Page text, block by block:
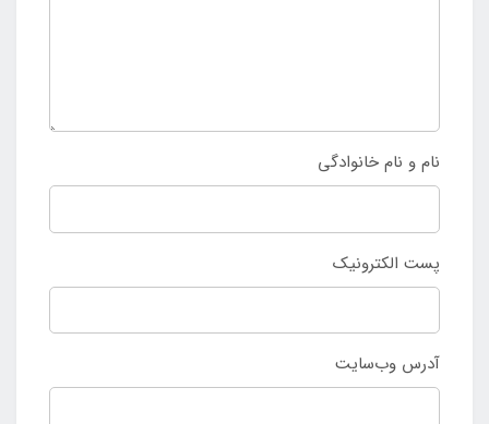
نام و نام خانوادگی
پست الکترونیک
آدرس وب‌سایت